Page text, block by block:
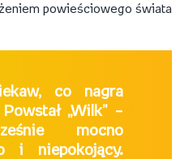
powieściowego świata
co nagra
„Wilk” –
mocno
i niepokojący.